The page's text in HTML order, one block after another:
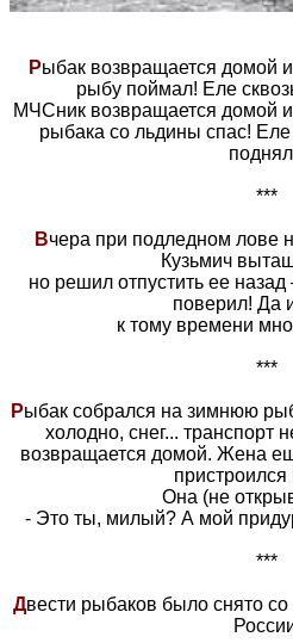
Рыбак возвращается домой
рыбу поймал! Еле
МЧСник возвращается домой и
рыбака со льдины спас!
***
Вчера при подледном лове
Кузьмич
но решил отпустить ее
поверил! Да
к тому времени
***
Рыбак собрался на зимнюю
холодно, снег... транспорт
возвращается домой. Жена
пристроился
Она (не
- Это ты, милый? А мой
***
Двести рыбаков было снято